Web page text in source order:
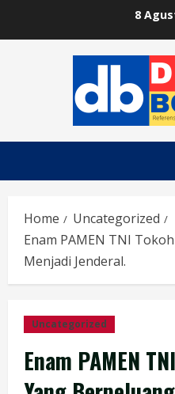
8
Home
Uncategorized
Enam PAMEN TNI
Menjadi Jenderal.
Uncategorized
Enam PAMEN